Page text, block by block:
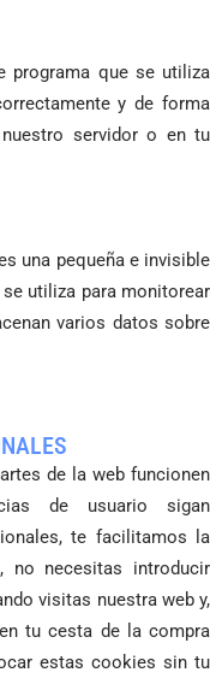
programa que se utiliza
y de forma
servidor o en tu
una pequeña e invisible
utiliza para monitorear
varios datos sobre
de la web funcionen
de usuario sigan
te facilitamos la
no necesitas introducir
visitas nuestra web y,
tu cesta de la compra
estas cookies sin tu